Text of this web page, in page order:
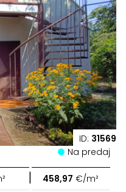
ID: 31569
Na predaj
| 458,97 €/m²